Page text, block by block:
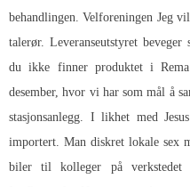
behandlingen. Velforeningen Jeg
talerør. Leveranseutstyret
du ikke finner produktet i
desember, hvor vi har som mål å
stasjonsanlegg. I likhet med
importert. Man diskret lokale sex
biler til kolleger på verkstedet